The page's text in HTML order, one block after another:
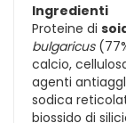
Ingredienti
Proteine di
bulgaricus
calcio,
agenti
sodica
biossido di